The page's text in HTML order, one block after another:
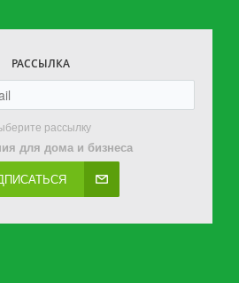
РАССЫЛКА
рассылку
для дома и бизнеса